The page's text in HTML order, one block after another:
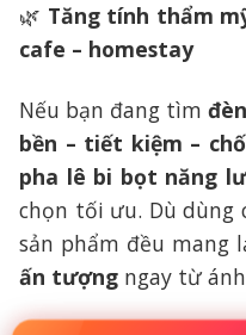
🌿 Tăng tính thẩm
cafe – homestay
Nếu bạn đang tìm
bền – tiết kiệm –
pha lê bi bọt năng
chọn tối ưu. Dù dùng
sản phẩm đều mang
ấn tượng ngay từ